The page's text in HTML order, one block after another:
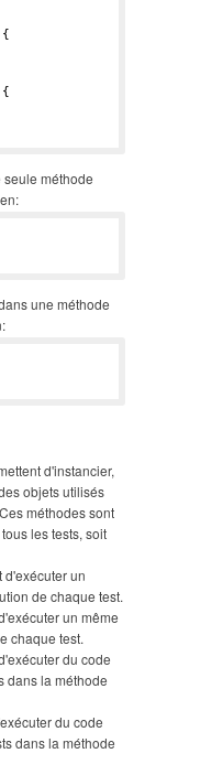
{
{
méthode
une méthode
d'instancier,
objets utilisés
méthodes sont
les tests, soit
d'exécuter un
de chaque test.
un même
chaque test.
du code
dans la méthode
du code
dans la méthode